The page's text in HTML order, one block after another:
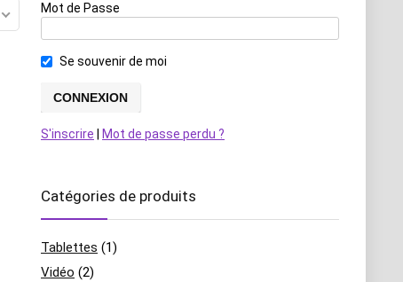
Mot de Passe
Se souvenir de moi
S'inscrire Mot de passe perdu ?
Catégories de produits
Tablettes (1)
Vidéo (2)